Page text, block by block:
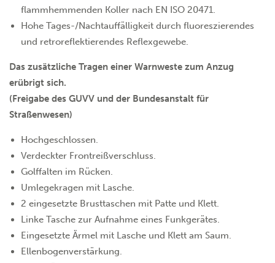
flammhemmenden Koller nach EN ISO 20471.
Hohe Tages-/Nachtauffälligkeit durch fluoreszierendes
und retroreflektierendes Reflexgewebe.
Das zusätzliche Tragen einer Warnweste zum Anzug
erübrigt sich.
(Freigabe des GUVV und der Bundesanstalt für
Straßenwesen)
Hochgeschlossen.
Verdeckter Frontreißverschluss.
Golffalten im Rücken.
Umlegekragen mit Lasche.
2 eingesetzte Brusttaschen mit Patte und Klett.
Linke Tasche zur Aufnahme eines Funkgerätes.
Eingesetzte Ärmel mit Lasche und Klett am Saum.
Ellenbogenverstärkung.